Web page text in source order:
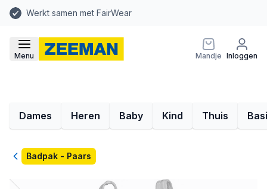
Werkt samen met FairWear
Menu Mandje Inloggen
Dames Heren Baby Kind Thuis
TerugBadpak - Paars